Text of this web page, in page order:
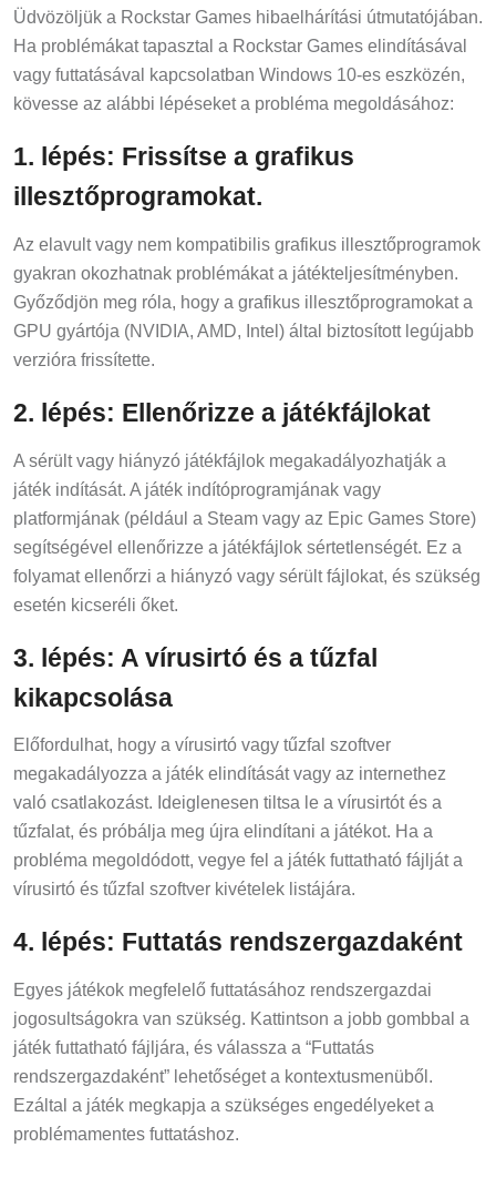
Üdvözöljük a Rockstar Games hibaelhárítási útmutatójában.
Ha problémákat tapasztal a Rockstar Games elindításával
vagy futtatásával kapcsolatban Windows 10-es eszközén,
kövesse az alábbi lépéseket a probléma megoldásához:
1. lépés: Frissítse a grafikus
illesztőprogramokat.
Az elavult vagy nem kompatibilis grafikus illesztőprogramok
gyakran okozhatnak problémákat a játékteljesítményben.
Győződjön meg róla, hogy a grafikus illesztőprogramokat a
GPU gyártója (NVIDIA, AMD, Intel) által biztosított legújabb
verzióra frissítette.
2. lépés: Ellenőrizze a játékfájlokat
A sérült vagy hiányzó játékfájlok megakadályozhatják a
játék indítását. A játék indítóprogramjának vagy
platformjának (például a Steam vagy az Epic Games Store)
segítségével ellenőrizze a játékfájlok sértetlenségét. Ez a
folyamat ellenőrzi a hiányzó vagy sérült fájlokat, és szükség
esetén kicseréli őket.
3. lépés: A vírusirtó és a tűzfal
kikapcsolása
Előfordulhat, hogy a vírusirtó vagy tűzfal szoftver
megakadályozza a játék elindítását vagy az internethez
való csatlakozást. Ideiglenesen tiltsa le a vírusirtót és a
tűzfalat, és próbálja meg újra elindítani a játékot. Ha a
probléma megoldódott, vegye fel a játék futtatható fájlját a
vírusirtó és tűzfal szoftver kivételek listájára.
4. lépés: Futtatás rendszergazdaként
Egyes játékok megfelelő futtatásához rendszergazdai
jogosultságokra van szükség. Kattintson a jobb gombbal a
játék futtatható fájljára, és válassza a “Futtatás
rendszergazdaként” lehetőséget a kontextusmenüből.
Ezáltal a játék megkapja a szükséges engedélyeket a
problémamentes futtatáshoz.